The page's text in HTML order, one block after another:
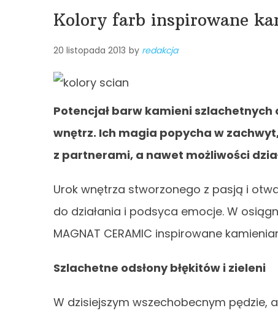
Kolory farb inspirowane
20 listopada 2013 by redakcja
Potencjał barw kamieni
wnętrz. Ich magia popycha w
z partnerami, a nawet możliwości
Urok wnętrza stworzonego z pasją i
do działania i podsyca emocje. W
MAGNAT CERAMIC inspirowane
Szlachetne odsłony błękitów i zieleni
W dzisiejszym wszechobecnym